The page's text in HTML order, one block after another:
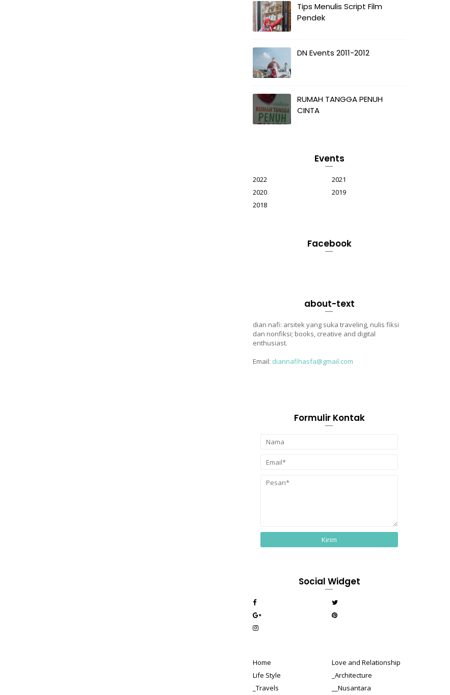
Tips Menulis Script Film
Pendek
DN Events 2011-2012
RUMAH TANGGA PENUH
CINTA
Events
2022
2021
2020
2019
2018
Facebook
about-text
dian nafi: arsitek yang suka traveling, nulis fiksi
dan nonfiksi; books, creative and digital
enthusiast.
Email: diannafihasfa@gmail.com
Formulir Kontak
Social Widget
Home
Love and Relationship
Life Style
_Architecture
_Travels
__Nusantara